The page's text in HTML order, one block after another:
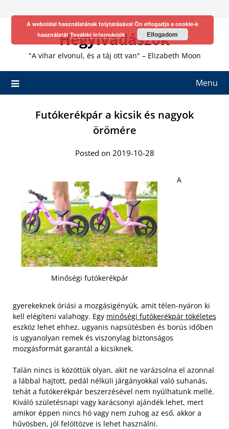
Hegyivadászok
"A vihar elvonul, és a táj ott van" – Elizabeth Moon
Menu
Futókerékpár a kicsik és nagyok
örömére
Posted on 2019-10-28
Minőségi futókerékpár
A
gyerekeknek óriási a mozgásigényük, amit télen-nyáron ki
kell elégíteni valahogy. Egy minőségi futókerékpár tökéletes
eszköz lehet ehhez, ugyanis napsütésben és borús időben
is ugyanolyan remek és viszonylag biztonságos
mozgásformát garantál a kicsiknek.
Talán nincs is közöttük olyan, akit ne varázsolna el azonnal
a lábbal hajtott, pedál nélküli járgányokkal való suhanás,
tehát a futókerékpár beszerzésével nem nyúlhatunk mellé.
Kiváló születésnapi vagy karácsonyi ajándék lehet, mert
amikor éppen nincs hó vagy nem zuhog az eső, akkor a
hűvösben, jól felöltözve is lehet használni.
A weboldal használatának folytatásával Ön elfogadja a cookie-k
használatátTovábbi információk Elfogadom